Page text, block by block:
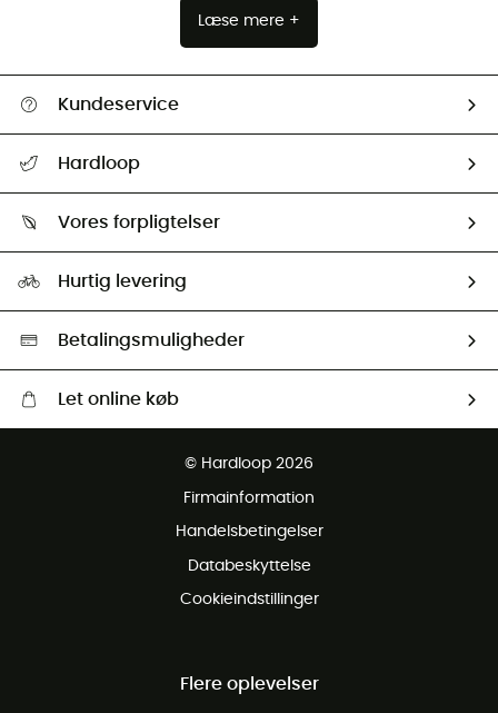
Læse mere +
Kundeservice
Returnering & Tilbagebetaling
Hardloop
Our ambassadors
Vores forpligtelser
Second hand
HardGreen Udvalg
Hurtig levering
Betalingsmuligheder
Let online køb
Gratis retur inden for 100 dage
© Hardloop 2026
Firmainformation
Handelsbetingelser
Databeskyttelse
Cookieindstillinger
Flere oplevelser